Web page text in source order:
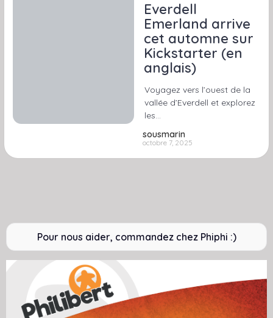
Everdell
Emerland arrive
cet automne sur
Kickstarter (en
anglais)
Voyagez vers l’ouest de la
vallée d’Everdell et explorez
les…
sousmarin
octobre 7, 2025
Pour nous aider, commandez chez Phiphi :)